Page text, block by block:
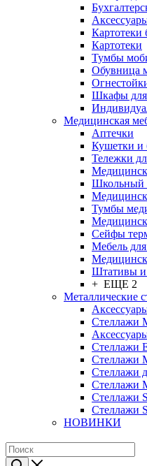
Картотеки
Картотеки
Тумбы
Обувница
Шкафы для
Медицинская
Аптечки
Кушетки и
Тележки
Школьный
Тумбы
Сейфы
Мебель
Штативы
+ ЕЩЕ 2
Металлические
Стеллажи
Стеллажи
Стеллажи
Стеллажи
Стеллажи
Стеллажи
Стеллажи
НОВИНКИ